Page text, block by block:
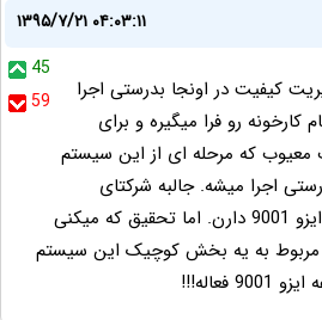
۱۳۹۵/۷/۲۱ ۰۴:۰۳:۱۱
45
59
کیفیت در اونجا بدرستی اجرا
رو فرا میگیره و برای
که مرحله ای از این سیستم
اجرا میشه. جالبه شرکتای
خودروسازی ما هم میزنن ایزو 9001 دارن. اما تحقیق که میکنی
به یه بخش کوچیک این سیستم